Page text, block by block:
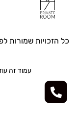
כל הזכויות שמורות
עמוד זה